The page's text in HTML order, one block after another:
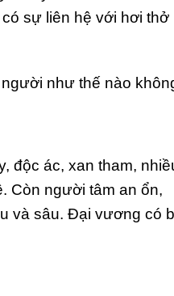
sự liên hệ với hơi thở
như thế nào
độc ác, xan tham,
Còn người tâm an ổn,
và sâu. Đại vương có